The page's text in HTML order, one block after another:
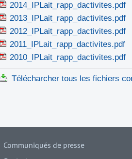
2014_IPLait_rapp_dactivites.pdf
2013_IPLait_rapp_dactivites.pdf
2012_IPLait_rapp_dactivites.pdf
2011_IPLait_rapp_dactivites.pdf
2010_IPLait_rapp_dactivites.pdf
Télécharcher tous les fichiers
Communiqués de presse